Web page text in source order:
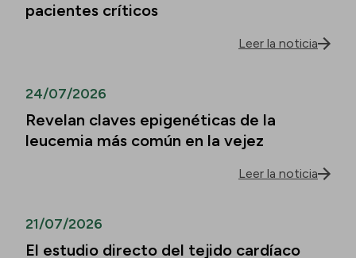
pacientes críticos
Leer la noticia
24/07/2026
Revelan claves epigenéticas de la
leucemia más común en la vejez
Leer la noticia
21/07/2026
El estudio directo del tejido cardíaco